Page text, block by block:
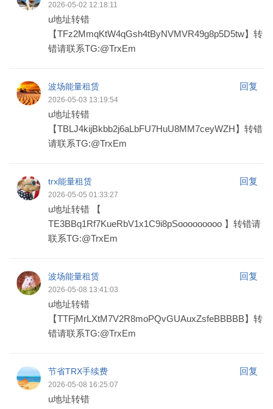
2026-05-02 12:18:11
u地址转错
【TFz2MmqKtW4qGsh4tByNVMVR49g8p5D5tw】转
错请联系TG:@TrxEm
波场能量租赁 回复
2026-05-03 13:19:54
u地址转错
【TBLJ4kijBkbb2j6aLbFU7HuU8MM7ceyWZH】转错
请联系TG:@TrxEm
trx能量租赁 回复
2026-05-05 01:33:27
u地址转错 【
TE3BBq1Rf7KueRbV1x1C9i8pSooooooooo 】转错请
联系TG:@TrxEm
波场能量租赁 回复
2026-05-08 13:41:03
u地址转错
【TTFjMrLXtM7V2R8moPQvGUAuxZsfeBBBBB】转
错请联系TG:@TrxEm
节省TRX手续费 回复
2026-05-08 16:25:07
u地址转错